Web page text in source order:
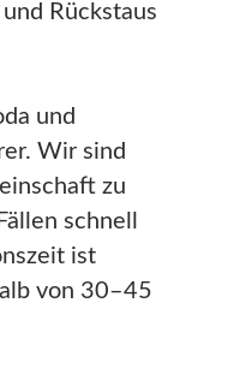
Rückstaus
und
Wir sind
zu
schnell
ist
von 30–45